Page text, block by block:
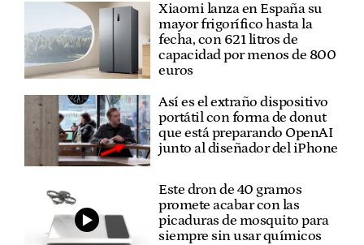
Xiaomi lanza en España su
mayor frigorífico hasta la
fecha, con 621 litros de
capacidad por menos de 800
euros
Así es el extraño dispositivo
portátil con forma de donut
que está preparando OpenAI
junto al diseñador del iPhone
Este dron de 40 gramos
promete acabar con las
picaduras de mosquito para
siempre sin usar químicos